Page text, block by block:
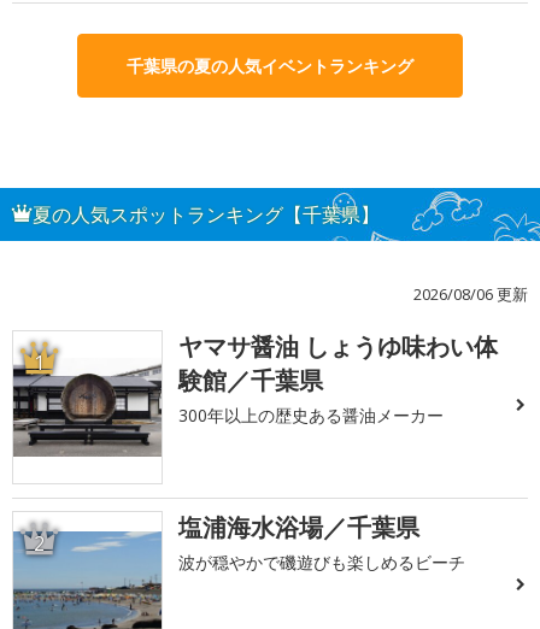
千葉県の夏の人気イベントランキング
夏の人気スポットランキング【千葉県】
2026/08/06 更新
1
ヤマサ醤油 しょうゆ味わい体
験館／千葉県
300年以上の歴史ある醤油メーカー
2 塩浦海水浴場／千葉県
波が穏やかで磯遊びも楽しめるビーチ